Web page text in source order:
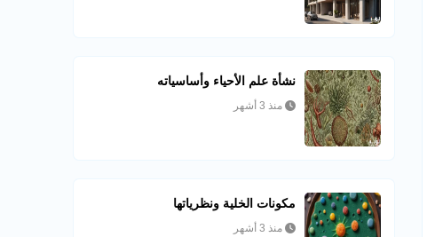
نشأة علم الأحياء وأساسياته
منذ 3 أشهر
مكونات الخلية ونظرياتها
منذ 3 أشهر